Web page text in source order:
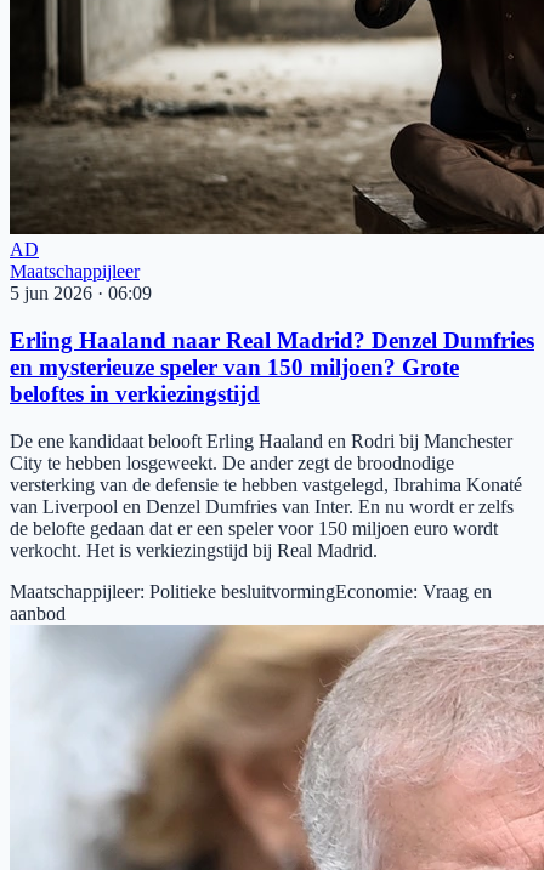
AD
Maatschappijleer
5 jun 2026 · 06:09
Erling Haaland naar Real Madrid? Denzel Dumfries
en mysterieuze speler van 150 miljoen? Grote
beloftes in verkiezingstijd
De ene kandidaat belooft Erling Haaland en Rodri bij Manchester
City te hebben losgeweekt. De ander zegt de broodnodige
versterking van de defensie te hebben vastgelegd, Ibrahima Konaté
van Liverpool en Denzel Dumfries van Inter. En nu wordt er zelfs
de belofte gedaan dat er een speler voor 150 miljoen euro wordt
verkocht. Het is verkiezingstijd bij Real Madrid.
Maatschappijleer: Politieke besluitvormingEconomie: Vraag en
aanbod